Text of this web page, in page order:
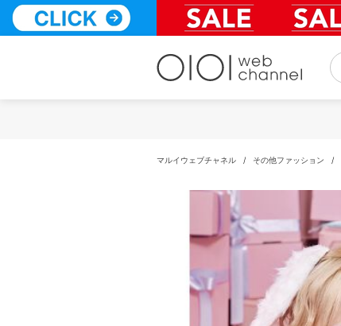
テ
マルイウェブチャネル / その他ファッション /